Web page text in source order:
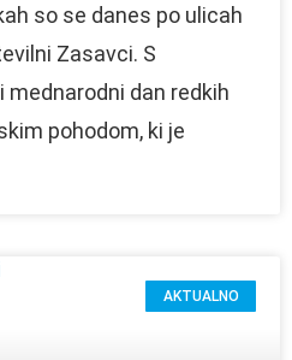
so se danes po ulicah
Zasavci. S
mednarodni dan redkih
pohodom, ki je
AKTUALNO